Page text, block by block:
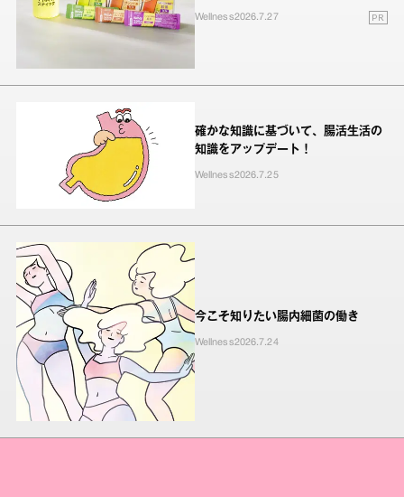
Wellness2026.7.27 PR
確かな知識に基づいて、腸活生活の
知識をアップデート！
Wellness2026.7.25
今こそ知りたい腸内細菌の働き
Wellness2026.7.24